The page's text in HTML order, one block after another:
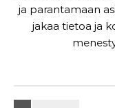
ja parantamaan
jakaa tietoa ja